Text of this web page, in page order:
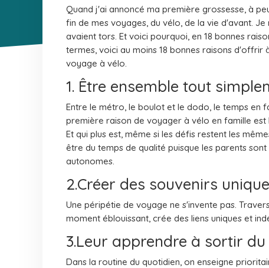
Quand j'ai annoncé ma première grossesse, à
fin de mes voyages, du vélo, de la vie d'avant.
avaient tors. Et voici pourquoi, en 18 bonnes
termes, voici au moins 18 bonnes raisons d'offrir
voyage à vélo.
1. Être ensemble tout
Entre le métro, le boulot et le dodo, le temps en
première raison de voyager à vélo en famille
Et qui plus est, même si les défis restent les
être du temps de qualité puisque les parents
autonomes.
2.Créer des souvenirs
Une péripétie de voyage ne s'invente pas.
moment éblouissant, crée des liens uniques et
3.Leur apprendre à sortir
Dans la routine du quotidien, on enseigne